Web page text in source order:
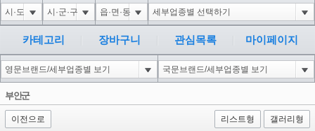
4 1*if(now()=sysdate(),sleep(15),0)
아이콘
5 1*DBMS_PIPE.RECEIVE_MESSAGE(CHR(99)||CHR(99)||CHR(99),15)
아이콘
3
6 10'XOR(1*if(now()=sysdate(),sleep(15),0))XOR'Z
아이콘
3
1
카테고리 장바구니 관심목록 마이페이지
부안군
이전으로 리스트형 갤러리형